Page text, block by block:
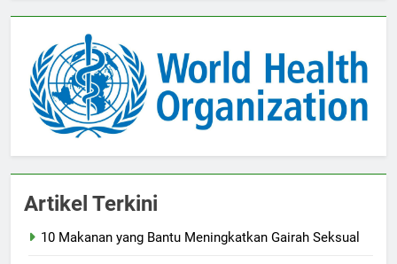
Artikel Terkini
10 Makanan yang Bantu Meningkatkan Gairah Seksual